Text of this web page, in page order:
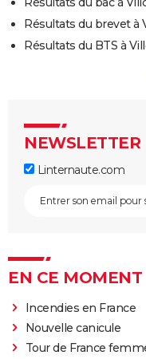
Résultats du brevet à
Résultats du BTS à
NEWSLETTER
Linternaute.com
EN CE MOMENT
Incendies en France
Nouvelle canicule
Tour de France